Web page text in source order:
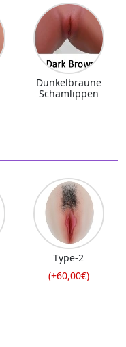
Dunkelbraune
Schamlippen
Type-2
(+60,00€)